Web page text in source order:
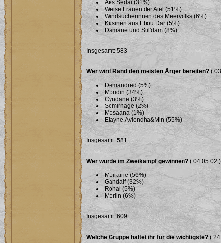
Aes Sedai (31%)
Weise Frauen der Aiel (51%)
Windsucherinnen des Meervolks (6%)
Kusinen aus Ebou Dar (5%)
Damane und Sul'dam (8%)
Insgesamt: 583
Wer wird Rand den meisten Ärger bereiten? (
Demandred (5%)
Moridin (34%)
Cyndane (3%)
Semirhage (2%)
Mesaana (1%)
Elayne,Aviendha&Min (55%)
Insgesamt: 581
Wer würde im Zweikampf gewinnen? ( 04.05.02 )
Moiraine (56%)
Gandalf (32%)
Rohal (5%)
Merlin (6%)
Insgesamt: 609
Welche Gruppe haltet ihr für die wichtigste? (